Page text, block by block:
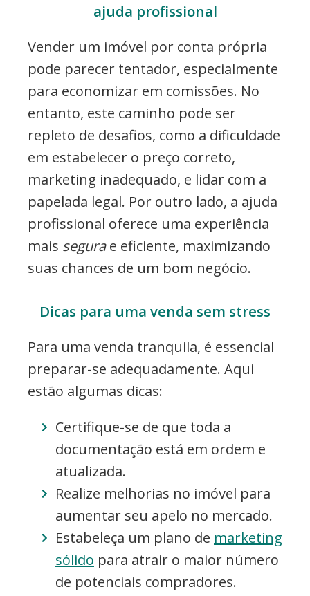
ajuda profissional
Vender um imóvel por conta própria
pode parecer tentador, especialmente
para economizar em comissões. No
entanto, este caminho pode ser
repleto de desafios, como a dificuldade
em estabelecer o preço correto,
marketing inadequado, e lidar com a
papelada legal. Por outro lado, a ajuda
profissional oferece uma experiência
mais segurae eficiente, maximizando
suas chances de um bom negócio.
Dicas para uma venda sem stress
Para uma venda tranquila, é essencial
preparar-se adequadamente. Aqui
estão algumas dicas:
Certifique-se de que toda a
documentação está em ordem e
atualizada.
Realize melhorias no imóvel para
aumentar seu apelo no mercado.
Estabeleça um plano de marketing
sólido para atrair o maior número
de potenciais compradores.